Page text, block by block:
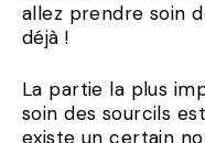
allez prendre soin
déjà !
La partie la plus
soin des sourcils
existe un certain